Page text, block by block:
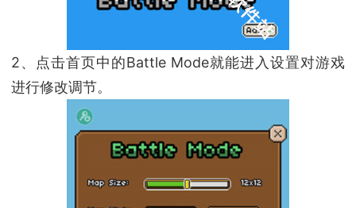
2、点击首页中的Battle Mode就能进入设置对游戏
进行修改调节。